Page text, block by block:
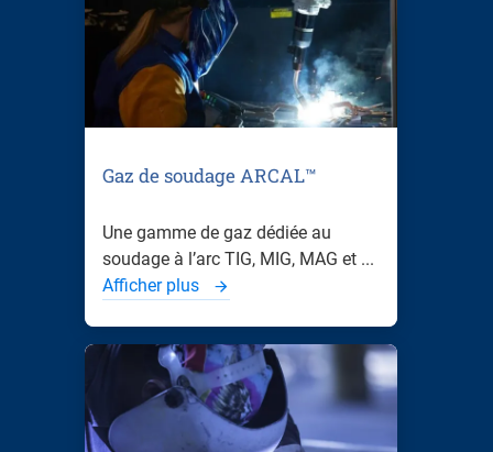
Gaz de soudage ARCAL™
Une gamme de gaz dédiée au
soudage à l’arc TIG, MIG, MAG et ...
Afficher plus